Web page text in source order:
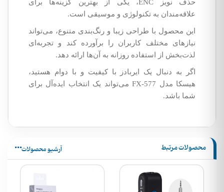
حذف نویز ENC، یکی از بهترین گزینه‌ها برای
علاقه‌مندان به تکنولوژی و موسیقی است.
این محصول با طراحی زیبا و رنگ‌بندی متنوع، می‌تواند
نیازهای مختلف کاربران را برآورده کند و تجربه‌ای
لذت‌بخش از استفاده روزانه به آن‌ها ارائه دهد.
اگر به دنبال یک ایربادز با کیفیت و با دوام هستید،
هیسکا مدل FX-577 می‌تواند یک انتخاب ایده‌آل برای
شما باشد.
محصولات مرتبط آرشیو محصولات